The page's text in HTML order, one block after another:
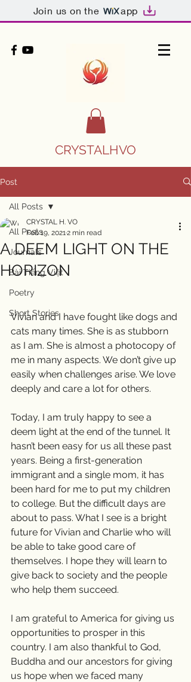
Join us on the app
CRYSTALHVO
Post
All Posts
Journals
Bài Tiếng Việt
Poetry
Short Stories
All Posts
A DEEM LIGHT ON THE
HORIZON
CRYSTAL H. VO
Feb 19, 20212 min read
Vivian and I have fought like dogs and
cats many times. She is as stubborn
as I am. She is almost a photocopy of
me in many aspects. We don’t give up
easily when challenges arise. We love
deeply and care a lot for others.
Today, I am truly happy to see a
deem light at the end of the tunnel. It
hasn’t been easy for us all these past
years. Being a first-generation
immigrant and a single mom, it has
been hard for me to put my children
to college. But the difficult days are
about to pass. What I see is a bright
future for Vivian and Charlie who will
be able to take good care of
themselves. I hope they will learn to
give back to society and the people
who help them succeed.
I am grateful to America for giving us
opportunities to prosper in this
country. I am also thankful to God,
Buddha and our ancestors for giving
us hope when we faced many